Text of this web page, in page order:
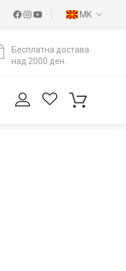
MK
Бесплатна достава
над 2000 ден.